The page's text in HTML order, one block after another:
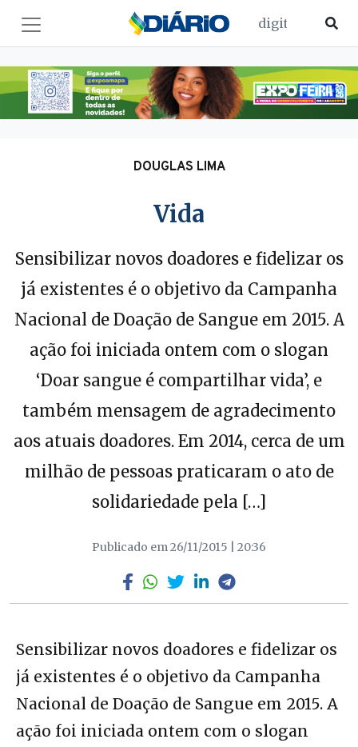
DOUGLAS LIMA
Vida
Sensibilizar novos doadores e fidelizar os
já existentes é o objetivo da Campanha
Nacional de Doação de Sangue em 2015. A
ação foi iniciada ontem com o slogan
‘Doar sangue é compartilhar vida’, e
também mensagem de agradecimento
aos atuais doadores. Em 2014, cerca de um
milhão de pessoas praticaram o ato de
solidariedade pela […]
Publicado em 26/11/2015 | 20:36
Sensibilizar novos doadores e fidelizar os
já existentes é o objetivo da Campanha
Nacional de Doação de Sangue em 2015. A
ação foi iniciada ontem com o slogan